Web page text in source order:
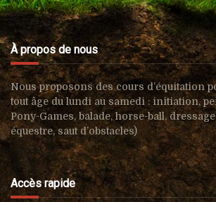
À propos de nous
Nous proposons des cours d’équitation
tout âge du lundi au samedi : initiation,
Pony-Games, balade, horse-ball, d
équestre, saut d’obstacles)
Accès rapide